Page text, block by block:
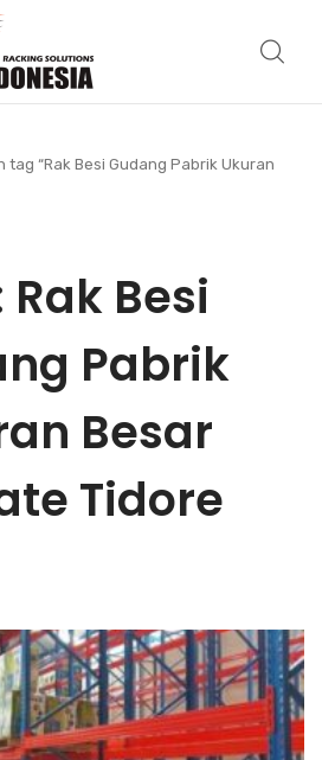
tag “Rak Besi Gudang Pabrik Ukuran
Rak Besi
Pabrik
Besar
Tidore